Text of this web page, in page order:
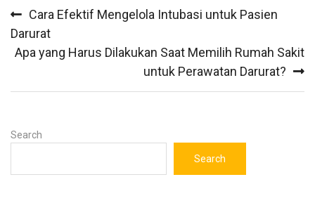
navigation
Cara Efektif Mengelola Intubasi untuk Pasien
Darurat
Apa yang Harus Dilakukan Saat Memilih Rumah Sakit
untuk Perawatan Darurat?
Search
Search